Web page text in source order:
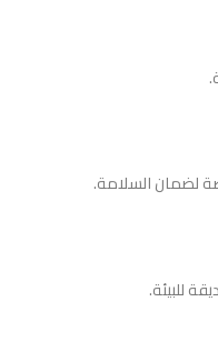
لضمان السلامة.
للبيئة.